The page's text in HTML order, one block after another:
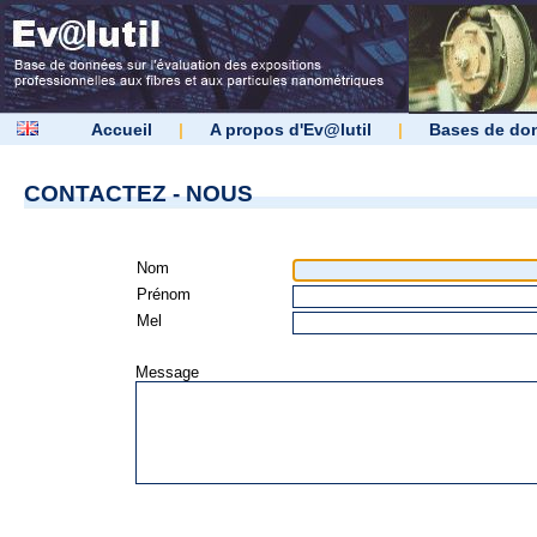
Accueil | A propos d'Ev@lutil | Bases de
CONTACTEZ - NOUS
Nom
Prénom
Mel
Message